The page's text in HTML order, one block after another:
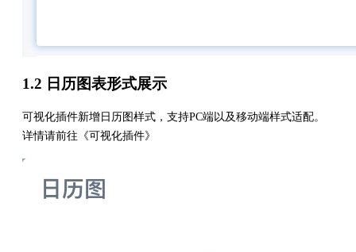
1.2 日历图表形式展示
可视化插件新增日历图样式，支持PC端以及移动端样式适配。
详情请前往《可视化插件》